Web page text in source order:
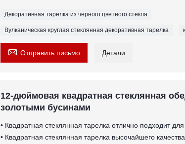
Декоративная тарелка из черного цветного стекла
Вулканическая круглая стеклянная декоративная тарелка
 Отправить письмо Детали
12-дюймовая квадратная стеклянная
золотыми бусинами
• Квадратная стеклянная тарелка отлично подходит
• Квадратная стеклянная тарелка высочайшего